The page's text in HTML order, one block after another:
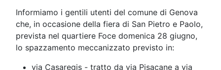
Informiamo i gentili utenti del comune di Genova
che, in occasione della fiera di San Pietro e Paolo,
prevista nel quartiere Foce domenica 28 giugno,
lo spazzamento meccanizzato previsto in:
via Casaregis - tratto da via Pisacane a via